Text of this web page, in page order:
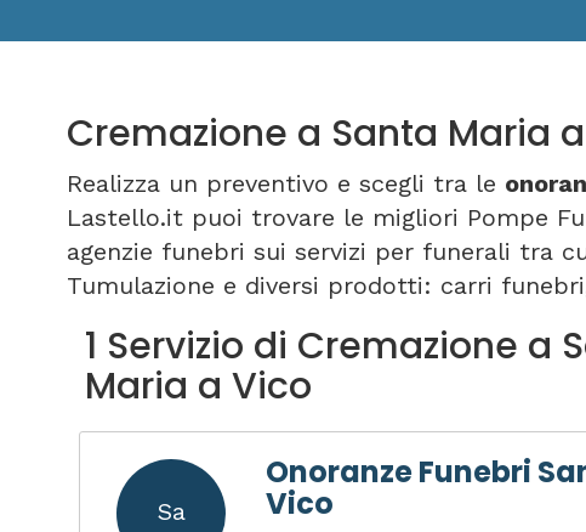
Cremazione a Santa Maria
Realizza un preventivo e scegli tra le
Lastello.it puoi trovare le migliori Pompe
agenzie funebri sui servizi per funerali tra
Tumulazione e diversi prodotti: carri
1 Servizio di Cremazione a
Maria a Vico
Sa
Onoranze Funebri
Vico